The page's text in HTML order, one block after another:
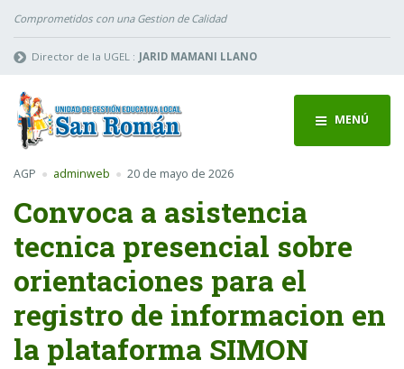
Comprometidos con una Gestion de Calidad
Director de la UGEL : JARID MAMANI LLANO
MENÚ
AGP adminweb 20 de mayo de 2026
Convoca a asistencia
tecnica presencial sobre
orientaciones para el
registro de informacion en
la plataforma SIMON